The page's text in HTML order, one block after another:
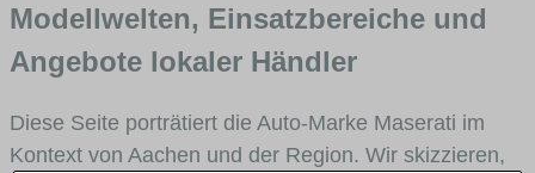
Modellwelten, Einsatzbereiche und
Angebote lokaler Händler
Diese Seite porträtiert die Auto-Marke Maserati im
Kontext von Aachen und der Region. Wir skizzieren,